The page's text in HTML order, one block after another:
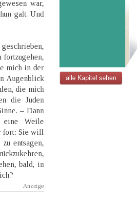
war,
galt. Und
fortzugehen,
mich in der
Augenblick
die mich
die Juden
– Dann
eine Weile
fort: Sie will
entsagen,
bald, in
alle Kapitel sehen